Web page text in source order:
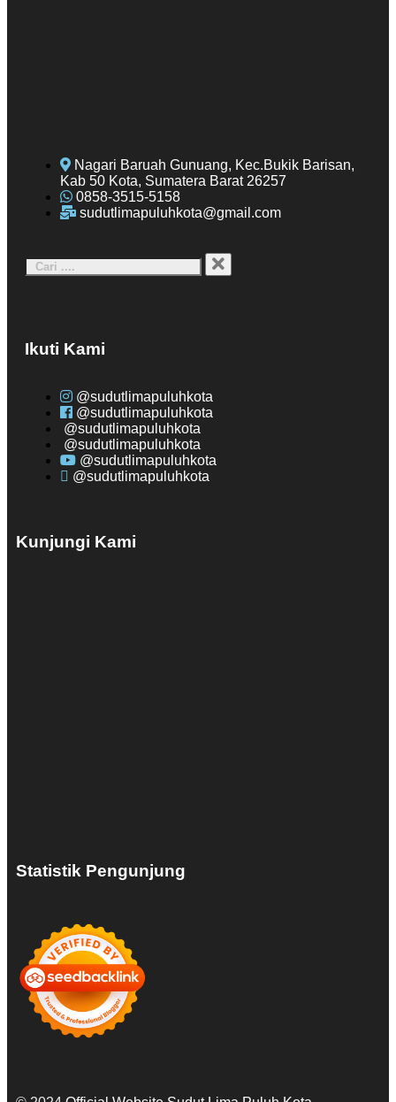
Nagari Baruah Gunuang, Kec.Bukik Barisan,
Kab 50 Kota, Sumatera Barat 26257
0858-3515-5158
sudutlimapuluhkota@gmail.com
Ikuti Kami
@sudutlimapuluhkota
@sudutlimapuluhkota
@sudutlimapuluhkota
@sudutlimapuluhkota
@sudutlimapuluhkota
@sudutlimapuluhkota
Kunjungi Kami
Statistik Pengunjung